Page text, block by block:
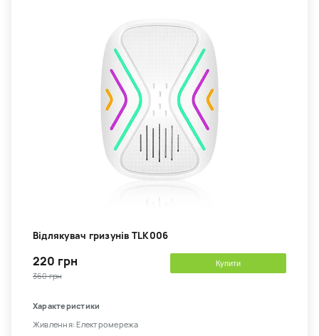
Відлякувач гризунів TLK006
220 грн
360 грн
Купити
Характеристики
Живлення: Електромережа